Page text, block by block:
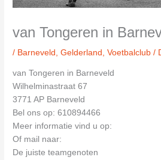
van Tongeren in
/ Barneveld ,Gelderland ,Voetbalclub /
van Tongeren in Barneveld
Wilhelminastraat 67
3771 AP Barneveld
Bel ons op: 610894466
Meer informatie vind u op:
Of mail naar:
De juiste teamgenoten